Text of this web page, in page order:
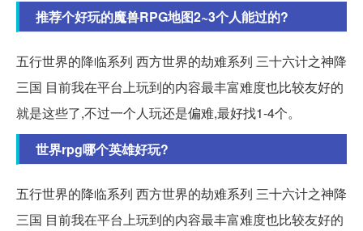
推荐个好玩的魔兽RPG地图2~3个人能过的?
五行世界的降临系列 西方世界的劫难系列 三十六计之神降
三国 目前我在平台上玩到的内容最丰富难度也比较友好的
就是这些了,不过一个人玩还是偏难,最好找1-4个。
世界rpg哪个英雄好玩?
五行世界的降临系列 西方世界的劫难系列 三十六计之神降
三国 目前我在平台上玩到的内容最丰富难度也比较友好的